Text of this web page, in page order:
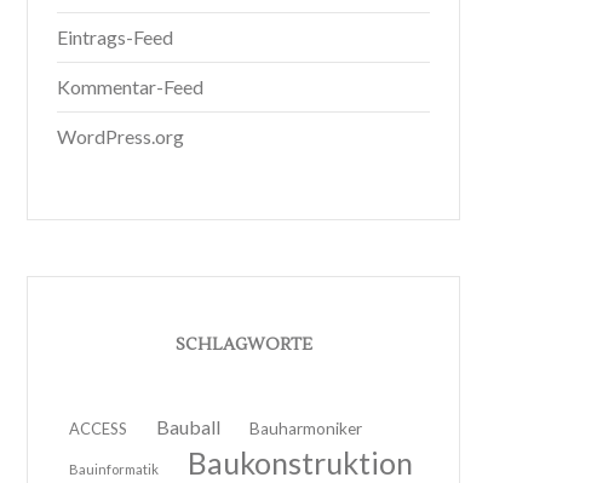
Eintrags-Feed
Kommentar-Feed
WordPress.org
SCHLAGWORTE
ACCESS Bauball Bauharmoniker
Bauinformatik Baukonstruktion